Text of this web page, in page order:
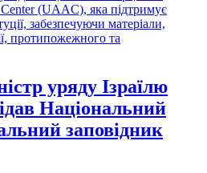
(UAAC), яка підтримує
забезпечуючи матеріали,
протипожежного та
уряду Ізраїлю
Національний
заповідник